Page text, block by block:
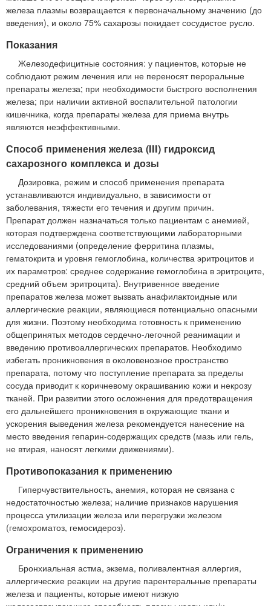
железа плазмы возвращается к первоначальному значению (до
введения), и около 75% сахарозы покидает сосудистое русло.
Показания
Железодефицитные состояния: у пациентов, которые не
соблюдают режим лечения или не переносят пероральные
препараты железа; при необходимости быстрого восполнения
железа; при наличии активной воспалительной патологии
кишечника, когда препараты железа для приема внутрь
являются неэффективными.
Способ применения железа (III) гидроксид
сахарозного комплекса и дозы
Дозировка, режим и способ применения препарата
устанавливаются индивидуально, в зависимости от
заболевания, тяжести его течения и другим причин.
Препарат должен назначаться только пациентам с анемией,
которая подтверждена соответствующими лабораторными
исследованиями (определение ферритина плазмы,
гематокрита и уровня гемоглобина, количества эритроцитов и
их параметров: среднее содержание гемоглобина в эритроците,
средний объем эритроцита). Внутривенное введение
препаратов железа может вызвать анафилактоидные или
аллергические реакции, являющиеся потенциально опасными
для жизни. Поэтому необходима готовность к применению
общепринятых методов сердечно-легочной реанимации и
введению противоаллергических препаратов. Необходимо
избегать проникновения в околовенозное пространство
препарата, потому что поступление препарата за пределы
сосуда приводит к коричневому окрашиванию кожи и некрозу
тканей. При развитии этого осложнения для предотвращения
его дальнейшего проникновения в окружающие ткани и
ускорения выведения железа рекомендуется нанесение на
место введения гепарин-содержащих средств (мазь или гель,
не втирая, наносят легкими движениями).
Противопоказания к применению
Гиперчувствительность, анемия, которая не связана с
недостаточностью железа; наличие признаков нарушения
процесса утилизации железа или перегрузки железом
(гемохроматоз, гемосидероз).
Ограничения к применению
Бронхиальная астма, экзема, поливалентная аллергия,
аллергические реакции на другие парентеральные препараты
железа и пациенты, которые имеют низкую